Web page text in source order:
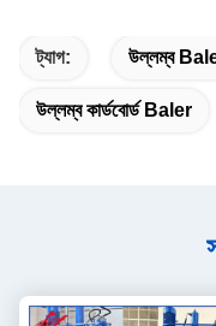
ট্যাগ: উল্লম্ব
উল্লম্ব কার্ডবোর্ড Baler